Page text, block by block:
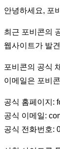
안녕하세요, 포
최근 포비콘의
웹사이트가 발
포비콘의 공식
이메일은 포비
공식 홈페이지:
공식 이메일:
공식 전화번호: